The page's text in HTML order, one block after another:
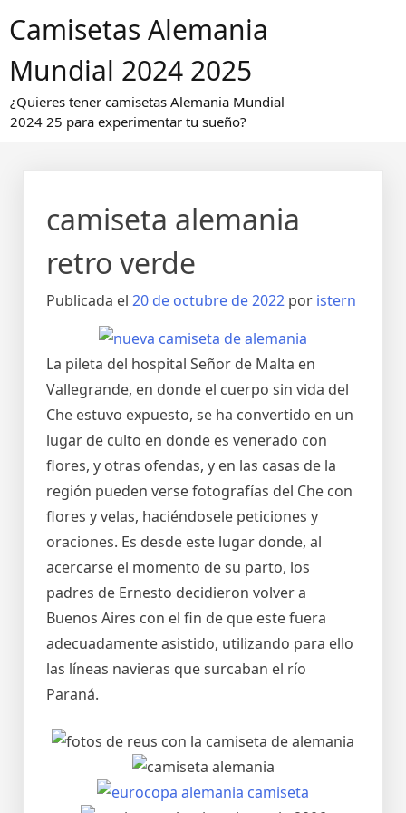
alCamisetas Alemania
Mundial 2024 2025
¿Quieres tener camisetas Alemania Mundial
2024 25 para experimentar tu sueño?
camiseta alemania
retro verde
Publicada el 20 de octubre de 2022 por istern
La pileta del hospital Señor de Malta en
Vallegrande, en donde el cuerpo sin vida del
Che estuvo expuesto, se ha convertido en un
lugar de culto en donde es venerado con
flores, y otras ofendas, y en las casas de la
región pueden verse fotografías del Che con
flores y velas, haciéndosele peticiones y
oraciones. Es desde este lugar donde, al
acercarse el momento de su parto, los
padres de Ernesto decidieron volver a
Buenos Aires con el fin de que este fuera
adecuadamente asistido, utilizando para ello
las líneas navieras que surcaban el río
Paraná.